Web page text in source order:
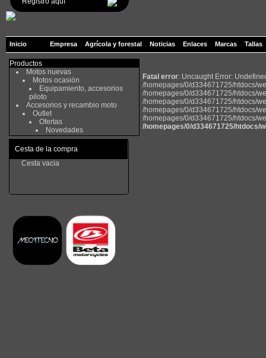
Inicio Empresa Agrícola y forestal Noticias Enlaces Marcas Tallas
Productos
Motos nuevas
Motos ocasión
Equipamiento, accesorios
piloto
Accesorios y recambio moto
Outlet
Ofertas
Novedades
Cesta de la compra
Cesta vacia
Fatal error: Uncaught Error:
/homepages/0/d334671725/htdocs/
/homepages/0/d334671725/htdocs/
/homepages/0/d334671725/htdocs/
/homepages/0/d334671725/htdocs/
/homepages/0/d334671725/htdocs/
/homepages/0/d334671725/htdocs/